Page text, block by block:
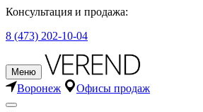
Консультация и продажа:
8 (473) 202-10-04
Меню
Воронеж Офисы продаж